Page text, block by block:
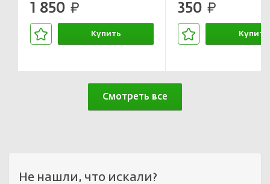
1 850 руб.
Купить
350 руб.
Купить
Смотреть все
Не нашли, что искали?